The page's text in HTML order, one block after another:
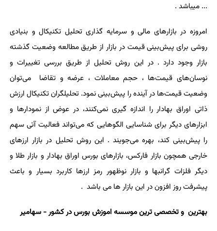
... میباشد .
امروزه در بازارهای مالی و سرمایه گذاری تحلیل تکنیکال و بنیادی
روشی برای پیش‌بینی قیمت در بازار از طریق مطالعه وضعیت گذشته
بازار وجود دارد . در این روش تحلیل از طریق بررسی تغییرات و
نوسان‌های قیمت‌ها ، حجم معاملات ، عرضه و تقاضا می‌توان
وضعیت قیمت‌ها در آینده را پیش‌بینی نمود. تحلیلگران تکنیکال ارزش
ذاتی اوراق بهادار را اندازه‌ گیری نمی‌کنند، در عوض از نمودارها و
ابزارهای دیگر برای شناسایی الگوهایی که می‌تواند فعالیت آتی سهم
را پیش‌بینی کند، بهره می‌جویند. این روش تحلیل در بازار ارزهای
خارجی همچون بازار فارکس، بازارهای بورس اوراق بهادار و بازار طلا و
دیگر فلزات گرانبها و بازار نوظهور رمز ارزها کاربرد بسیار و باعث
پیشرفت روز افزون در این بازار ها می باشد .
بهترین و تخصصی ترین موسسه اموزش بورس در کشور - سهامیر